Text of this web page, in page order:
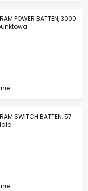
POWER BATTEN, 3000
SWITCH BATTEN, 57